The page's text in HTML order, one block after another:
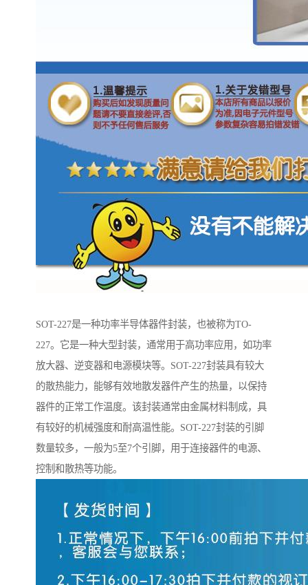
SOT-227是一种功率半导体器件封装，也被称为TO-
227。它是一种大型封装，通常用于高功率应用，如功率
放大器、逆变器和电源模块等。SOT-227封装具有较大
的散热能力，能够有效地散发器件产生的热量，以保持
器件的正常工作温度。该封装通常由金属材料制成，具
有较好的机械强度和耐高温性能。SOT-227封装的引脚
数量较多，一般为5至7个引脚，用于连接器件的电源、
控制和散热等功能。